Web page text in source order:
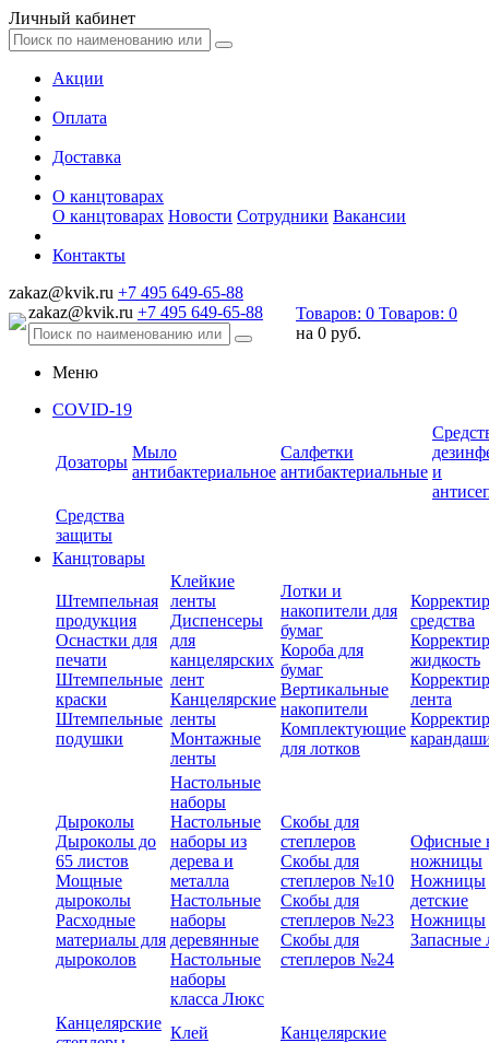
Личный кабинет
Акции
Оплата
Доставка
О канцтоварах
О канцтоварах Новости Сотрудники Вакансии
Контакты
zakaz@kvik.ru +7 495 649-65-88
zakaz@kvik.ru +7 495 649-65-88 Товаров: 0 Товаров: 0
на 0 руб.
Меню
COVID-19
Дозаторы
Мыло
антибактериальное
Салфетки
антибактериальные и
Средства
защиты
Канцтовары
Штемпельная
продукция
Оснастки для
печати
Штемпельные
краски
Штемпельные
подушки
Клейкие
ленты
Диспенсеры
для
канцелярских
лент
Канцелярские
ленты
Монтажные
ленты
Лотки и
накопители для
бумаг
Короба для
бумаг
Вертикальные
накопители
Комплектующие
для лотков
средства
жидкость
лента
Дыроколы
Дыроколы до
65 листов
Мощные
дыроколы
Расходные
материалы для
дыроколов
Настольные
наборы
Настольные
наборы из
дерева и
металла
Настольные
наборы
деревянные
Настольные
наборы
класса Люкс
Скобы для
степлеров
Скобы для
степлеров №10
Скобы для
степлеров №23
Скобы для
степлеров №24
Офисные
ножницы
Ножницы
детские
Ножницы
Запасные
Канцелярские
Клей
Канцелярские